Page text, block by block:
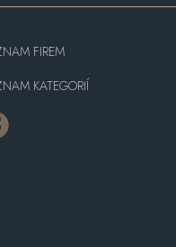
FIREM
KATEGORIÍ